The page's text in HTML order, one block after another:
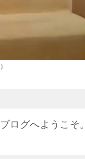
ログへようこそ。